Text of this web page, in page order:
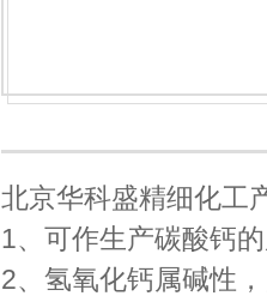
北京华科盛精细化工
1、可作生产碳酸钙
2、氢氧化钙属碱性